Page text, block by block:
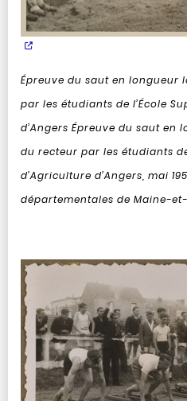
Épreuve du saut en longueur
par les étudiants de l’École
d’Angers Épreuve du saut en
du recteur par les étudiants
d’Agriculture d’Angers, mai
départementales de Maine-et-